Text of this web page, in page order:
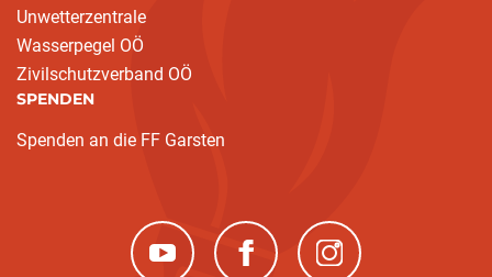
Unwetterzentrale
Wasserpegel OÖ
Zivilschutzverband OÖ
SPENDEN
Spenden an die FF Garsten